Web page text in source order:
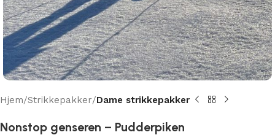
Hjem Strikkepakker Dame strikkepakker
Nonstop genseren – Pudderpiken